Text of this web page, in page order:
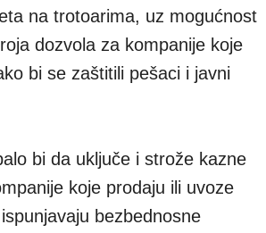
na trotoarima, uz mogućnost
dozvola za kompanije koje
bi se zaštitili pešaci i javni
bi da uključe i strože kazne
koje prodaju ili uvoze
bezbednosne